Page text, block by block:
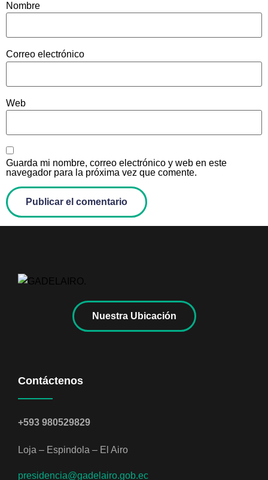
Nombre
Correo electrónico
Web
Guarda mi nombre, correo electrónico y web en este
navegador para la próxima vez que comente.
Nuestra Ubicación
Contáctenos
+593 980529829
Loja – Espindola – El Airo
presidencia@gadelairo.gob.ec